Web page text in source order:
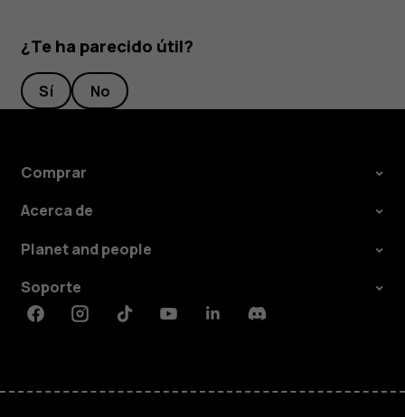
¿Te ha parecido útil?
Sí No
Comprar
Acerca de
Planet and people
Soporte
FacebookInstagramTiktokYoutubeLinkedinDiscord